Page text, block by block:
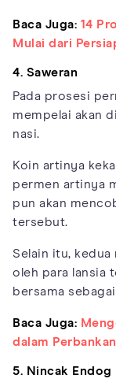
Baca Juga: 14
Mulai dari
4. Saweran
Pada prosesi
mempelai akan
nasi.
Koin artinya
permen artinya
pun akan
tersebut.
Selain itu,
oleh para lansia
bersama
Baca Juga:
dalam
5. Nincak Endog